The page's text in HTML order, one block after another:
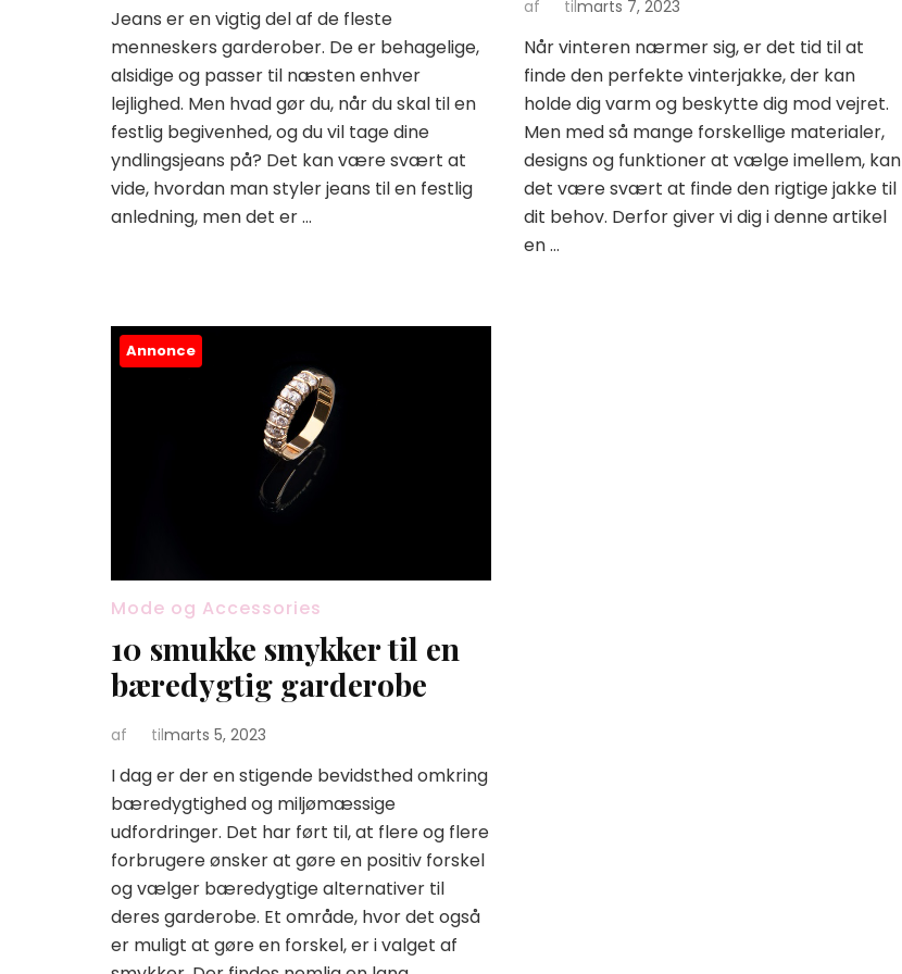
Jeans er en vigtig del af de fleste
menneskers garderober. De er behagelige,
alsidige og passer til næsten enhver
lejlighed. Men hvad gør du, når du skal til en
festlig begivenhed, og du vil tage dine
yndlingsjeans på? Det kan være svært at
vide, hvordan man styler jeans til en festlig
anledning, men det er …
af tilmarts 7, 2023
Når vinteren nærmer sig, er det tid til at
finde den perfekte vinterjakke, der kan
holde dig varm og beskytte dig mod vejret.
Men med så mange forskellige materialer,
designs og funktioner at vælge imellem, kan
det være svært at finde den rigtige jakke til
dit behov. Derfor giver vi dig i denne artikel
en …
Annonce
Mode og Accessories
10 smukke smykker til en
bæredygtig garderobe
af tilmarts 5, 2023
I dag er der en stigende bevidsthed omkring
bæredygtighed og miljømæssige
udfordringer. Det har ført til, at flere og flere
forbrugere ønsker at gøre en positiv forskel
og vælger bæredygtige alternativer til
deres garderobe. Et område, hvor det også
er muligt at gøre en forskel, er i valget af